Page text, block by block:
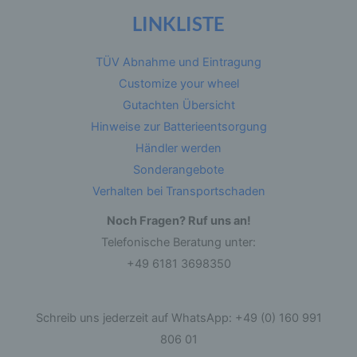
LINKLISTE
TÜV Abnahme und Eintragung
Customize your wheel
Gutachten Übersicht
Hinweise zur Batterieentsorgung
Händler werden
Sonderangebote
Verhalten bei Transportschaden
Noch Fragen? Ruf uns an!
Telefonische Beratung unter:
+49 6181 3698350
Schreib uns jederzeit auf WhatsApp: +49 (0) 160 991
806 01
Betroffene Person ist jede identifizierte oder
personenbezogene Daten von dem für die
Verarbeitung Verantwortlichen verarbeitet
c) Verarbeitung
automatisierter Verfahren ausgeführte Vorgang
oder jede solche Vorgangsreihe im
Zusammenhang mit personenbezogenen Daten
Organisation, das Ordnen, die Speicherung, die
Anpassung oder Veränderung, das Auslesen,
das Abfragen, die Verwendung, die Offenlegung
durch Übermittlung, Verbreitung oder eine
d) Einschränkung der Verarbeitung